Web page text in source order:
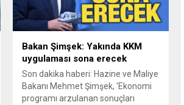
Bakan Şimşek: Yakında KKM
uygulaması sona erecek
Son dakika haberi: Hazine ve Maliye
Bakanı Mehmet Şimşek, 'Ekonomi
programı arzulanan sonuçları